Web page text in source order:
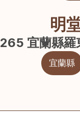
明
265 宜蘭縣羅
宜蘭縣